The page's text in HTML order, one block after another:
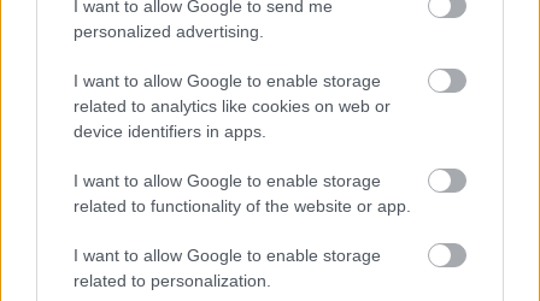
I want to allow Google to send me
personalized advertising.
I want to allow Google to enable storage
related to analytics like cookies on web or
device identifiers in apps.
I want to allow Google to enable storage
related to functionality of the website or app.
I want to allow Google to enable storage
related to personalization.
26 fok van jelenleg a helyszínen, az aszfalt pedig 45 fokos.
események során szembesülnek a mezőny tagjai, ilyen
szempontból a második edzés mérvadóbb lesz, de ez nem
jelenti azt, hogy az FP1 felesleges lenne. A pályán tettek
legyenek és ezáltal biztonságosabbak, miközben a szokásos
procedúrákat is végre kell hajtani. A versenyzőknek meg kell
találniuk a legjobb referenciapontokat, ráadásul a korábban
már említett újításokat is pályára kell vinni. Ez inkább egy teszt